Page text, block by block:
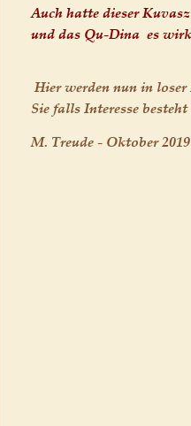
Auch hatte dieser
und das Qu-Dina  es
Hier werden nun in
Sie falls Interesse
M. Treude - Oktober 2019